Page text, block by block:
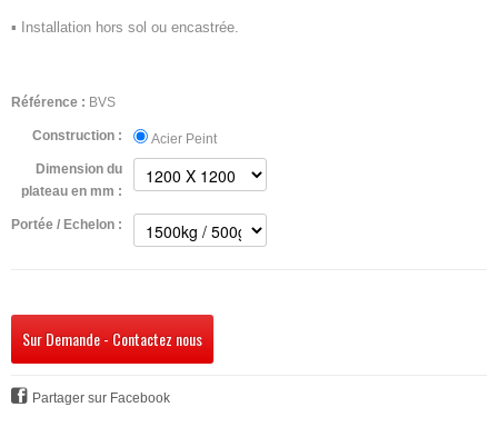
▪ Installation hors sol ou encastrée.
Référence : BVS
Construction :
Acier Peint
Dimension du
plateau en mm :
Portée / Echelon :
Sur Demande - Contactez nous
Partager sur Facebook